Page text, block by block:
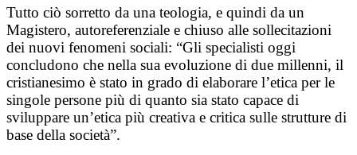
Tutto ciò sorretto da una teologia, e quindi da un
Magistero, autoreferenziale e chiuso alle sollecitazioni
dei nuovi fenomeni sociali: “Gli specialisti oggi
concludono che nella sua evoluzione di due millenni, il
cristianesimo è stato in grado di elaborare l’etica per le
singole persone più di quanto sia stato capace di
sviluppare un’etica più creativa e critica sulle strutture di
base della società”.